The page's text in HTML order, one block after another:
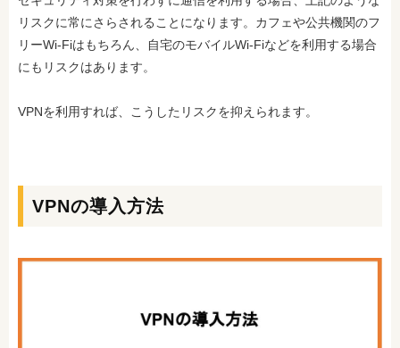
リスクに常にさらされることになります。カフェや公共機関のフ
リーWi-Fiはもちろん、自宅のモバイルWi-Fiなどを利用する場合
にもリスクはあります。
VPNを利用すれば、こうしたリスクを抑えられます。
VPNの導入方法